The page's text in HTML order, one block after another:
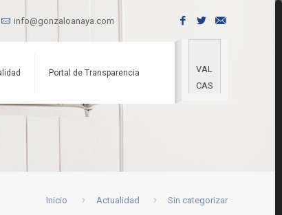
info@gonzaloanaya.com
Portal de Transparencia
VAL
CAS
Inicio Actualidad Sin categorizar